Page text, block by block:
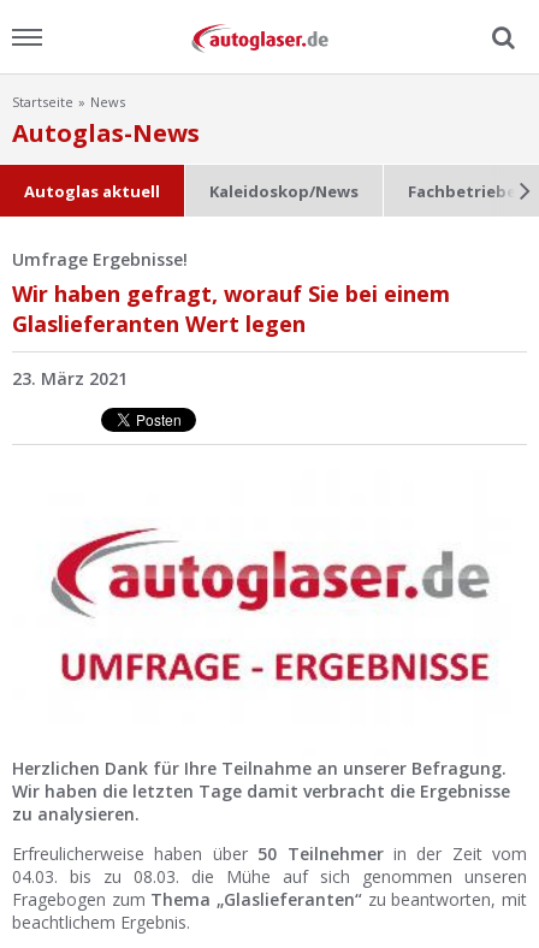
Home
Ratgeber
Scheibensuche
Ist Ihre Werkstatt schon dabei?
Kostenlos eintragen
Werkstatt Login
Startseite News
Autoglas-News
Autoglas aktuell Kaleidoskop/News Fachbetriebe
Umfrage Ergebnisse!
Wir haben gefragt, worauf Sie bei einem
Glaslieferanten Wert legen
23. März 2021
Herzlichen Dank für Ihre Teilnahme an unserer Befragung.
Wir haben die letzten Tage damit verbracht die Ergebnisse
zu analysieren.
Erfreulicherweise haben über 50 Teilnehmerin der Zeit vom
04.03. bis zu 08.03. die Mühe auf sich genommen unseren
Fragebogen zum Thema „Glaslieferanten“ zu beantworten, mit
beachtlichem Ergebnis.